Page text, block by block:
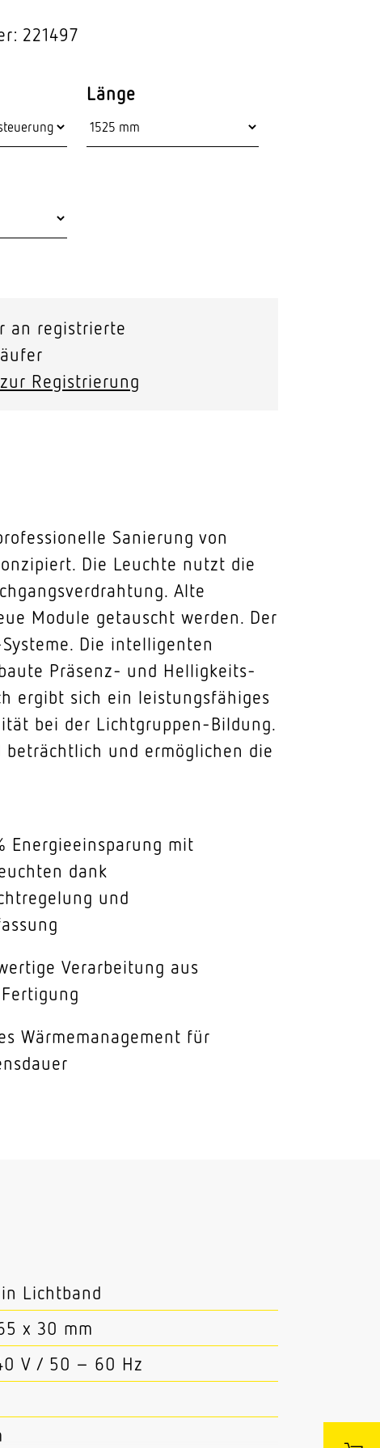
221497
Länge
an registrierte
Registrierung
Sanierung von
Die Leuchte nutzt die
Alte
Module getauscht werden. Der
Die intelligenten
Präsenz- und Helligkeits-
ergibt sich ein leistungsfähiges
bei der Lichtgruppen-Bildung.
beträchtlich und ermöglichen die
Energieeinsparung mit
dank
und
Verarbeitung aus
Wärmemanagement für
Lichtband
x 30 mm
V / 50 – 60 Hz